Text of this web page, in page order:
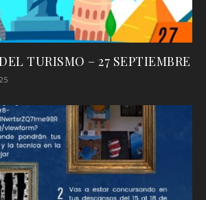
TURISMO – 27 SEPTIEMBRE